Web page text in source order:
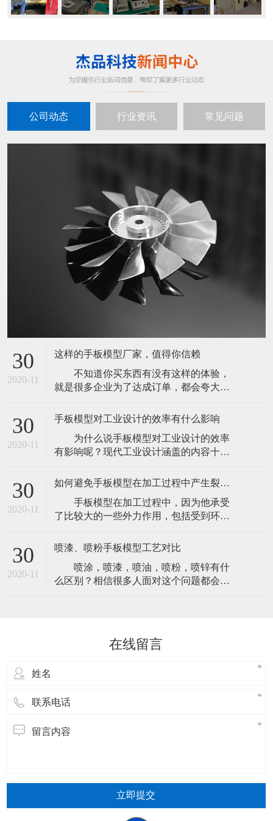
公司动态 行业资讯 常见问题
30
2020-11
这样的手板模型厂家，值得你信赖
不知道你买东西有没有这样的体验，
就是很多企业为了达成订单，都会夸大或
是，往往等到客户下单之后，体验又非常
的不好。其实定制手板模型，也经常会出
现这样的问题。因为市面上的手板模型厂
家有很多，并且很多在网络上进行宣传推
此来尽快的
30
2020-11
手板模型对工业设计的效率有什么影响
为什么说手板模型对工业设计的效率
有影响呢？现代工业设计涵盖的内容十分
轮船，无不包含着现代工业设计的影子，
同。偏重于几何图形的机械零部件可以很
好地通过计算机制图直接设计，还可以通
程度的运动
30
2020-11
如何避免手板模型在加工过程中产生裂痕或是变形
手板模型在加工过程中，因为他承受
了比较大的一些外力作用，包括受到环境
发生裂痕或是变形的状况。所以，我们为
解清楚为什么会有这方面的事故发生。然
后，来做好前期的预防工作。现在我们就
30
2020-11
喷漆、喷粉手板模型工艺对比
喷涂，喷漆，喷油，喷粉，喷锌有什
么区别？相信很多人面对这个问题都会支
称，喷漆与喷油同一种处理工艺，这里我
在线留言
立即提交